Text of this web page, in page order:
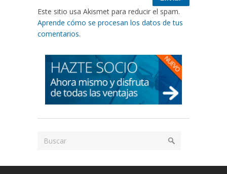
Este sitio usa Akismet para reducir el spam.
Aprende cómo se procesan los datos de tus
comentarios.